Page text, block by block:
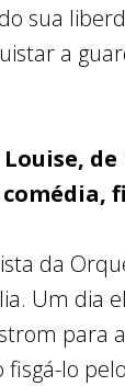
sua
a
de
da
Um dia
para
fisgá-lo